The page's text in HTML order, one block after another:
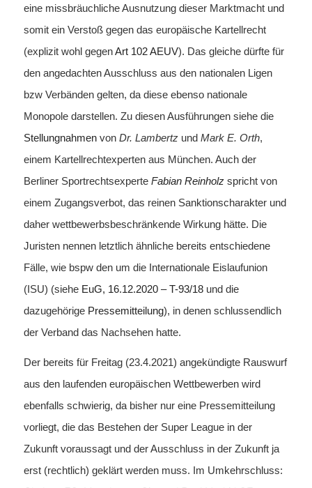
eine missbräuchliche Ausnutzung dieser Marktmacht und
somit ein Verstoß gegen das europäische Kartellrecht
(explizit wohl gegenArt 102 AEUV). Das gleiche dürfte für
den angedachten Ausschluss aus den nationalen Ligen
bzw Verbänden gelten, da diese ebenso nationale
Monopole darstellen. Zu diesen Ausführungen siehe die
Stellungnahmenvon Dr. Lambertzund Mark E. Orth,
einem Kartellrechtexperten aus München. Auch der
Berliner Sportrechtsexperte Fabian Reinholzspricht von
einem Zugangsverbot, das reinen Sanktionscharakter und
daher wettbewerbsbeschränkende Wirkung hätte. Die
Juristen nennen letztlich ähnliche bereits entschiedene
Fälle, wie bspw den um die Internationale Eislaufunion
(ISU) (siehe EuG, 16.12.2020 – T-93/18und die
dazugehörige Pressemitteilung), in denen schlussendlich
der Verband das Nachsehen hatte.
Der bereits für Freitag (23.4.2021) angekündigte Rauswurf
aus den laufenden europäischen Wettbewerben wird
ebenfalls schwierig, da bisher nur eine Pressemitteilung
vorliegt, die das Bestehen der Super League in der
Zukunft voraussagt und der Ausschluss in der Zukunft ja
erst (rechtlich) geklärt werden muss. Im Umkehrschluss: